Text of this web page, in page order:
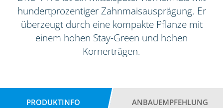
hundertprozentiger Zahnmaisausprägung. Er
überzeugt durch eine kompakte Pflanze mit
einem hohen Stay-Green und hohen
Kornerträgen.
PRODUKTINFO ANBAUEMPFEHLUNG